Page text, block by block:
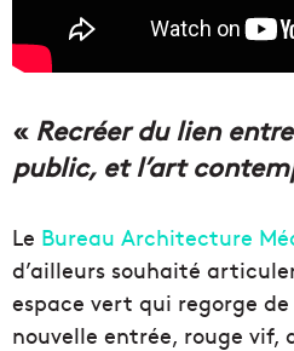
« Recréer du lien
public, et l’art
Le Bureau Architecture
d’ailleurs souhaité
espace vert qui regorge
nouvelle entrée, rouge vif,